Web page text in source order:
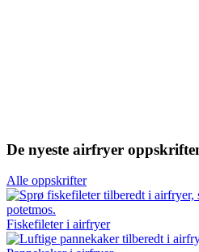
De nyeste airfryer
Alle oppskrifter
Fiskefileter i airfryer